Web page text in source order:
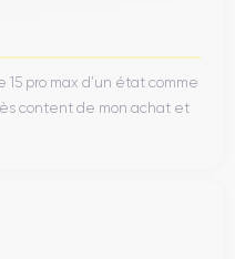
15 pro max d’un état comme
content de mon achat et